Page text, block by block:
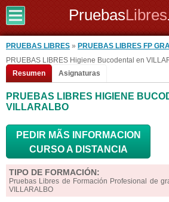
PruebasLibres
PRUEBAS LIBRES » PRUEBAS LIBRES FP
PRUEBAS LIBRES Higiene Bucodental en
Resumen
Asignaturas
PRUEBAS LIBRES HIGIENE
VILLARALBO
PEDIR MÃS INFORMACION
CURSO A DISTANCIA
TIPO DE FORMACIÓN:
Pruebas Libres de Formación Profesional de
VILLARALBO